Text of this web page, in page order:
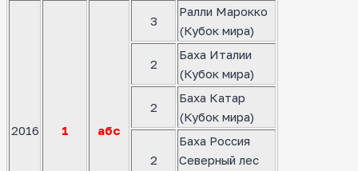
2016 1 абс
3
Ралли Марокко
(Кубок мира)
2
Баха Италии
(Кубок мира)
2
Баха Катар
(Кубок мира)
2
Баха Россия
Северный лес